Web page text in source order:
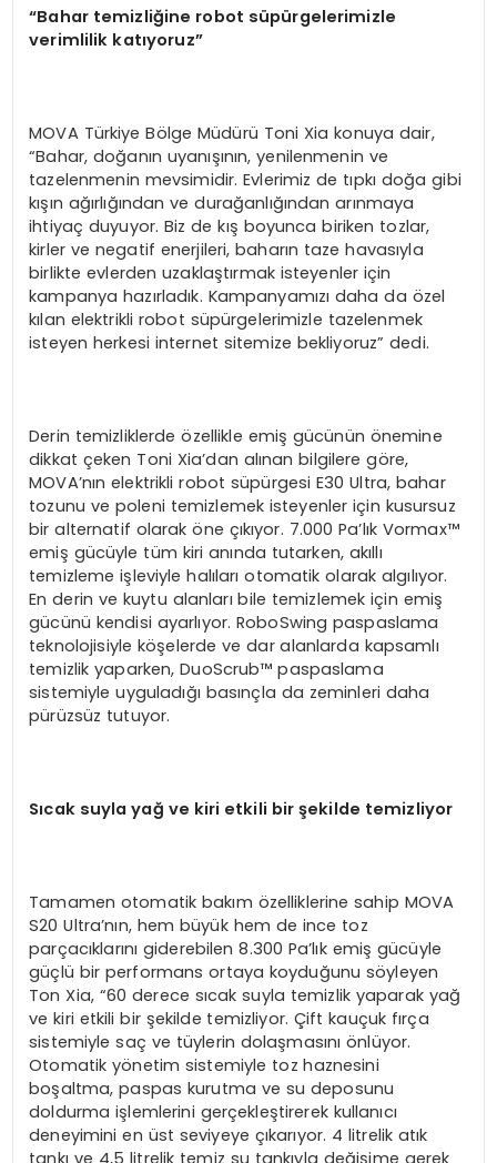
“Bahar temizliğine robot süpürgelerimizle
verimlilik katıyoruz”
MOVA Türkiye Bölge Müdürü Toni Xia konuya dair,
“Bahar, doğanın uyanışının, yenilenmenin ve
tazelenmenin mevsimidir. Evlerimiz de tıpkı doğa gibi
kışın ağırlığından ve durağanlığından arınmaya
ihtiyaç duyuyor. Biz de kış boyunca biriken tozlar,
kirler ve negatif enerjileri, baharın taze havasıyla
birlikte evlerden uzaklaştırmak isteyenler için
kampanya hazırladık. Kampanyamızı daha da özel
kılan elektrikli robot süpürgelerimizle tazelenmek
isteyen herkesi internet sitemize bekliyoruz” dedi.
Derin temizliklerde özellikle emiş gücünün önemine
dikkat çeken Toni Xia’dan alınan bilgilere göre,
MOVA’nın elektrikli robot süpürgesi E30 Ultra, bahar
tozunu ve poleni temizlemek isteyenler için kusursuz
bir alternatif olarak öne çıkıyor. 7.000 Pa’lık Vormax™
emiş gücüyle tüm kiri anında tutarken, akıllı
temizleme işleviyle halıları otomatik olarak algılıyor.
En derin ve kuytu alanları bile temizlemek için emiş
gücünü kendisi ayarlıyor. RoboSwing paspaslama
teknolojisiyle köşelerde ve dar alanlarda kapsamlı
temizlik yaparken, DuoScrub™ paspaslama
sistemiyle uyguladığı basınçla da zeminleri daha
pürüzsüz tutuyor.
Sıcak suyla yağ ve kiri etkili bir şekilde temizliyor
Tamamen otomatik bakım özelliklerine sahip MOVA
S20 Ultra’nın, hem büyük hem de ince toz
parçacıklarını giderebilen 8.300 Pa’lık emiş gücüyle
güçlü bir performans ortaya koyduğunu söyleyen
Ton Xia, “60 derece sıcak suyla temizlik yaparak yağ
ve kiri etkili bir şekilde temizliyor. Çift kauçuk fırça
sistemiyle saç ve tüylerin dolaşmasını önlüyor.
Otomatik yönetim sistemiyle toz haznesini
boşaltma, paspas kurutma ve su deposunu
doldurma işlemlerini gerçekleştirerek kullanıcı
deneyimini en üst seviyeye çıkarıyor. 4 litrelik atık
tankı ve 4,5 litrelik temiz su tankıyla değişime gerek